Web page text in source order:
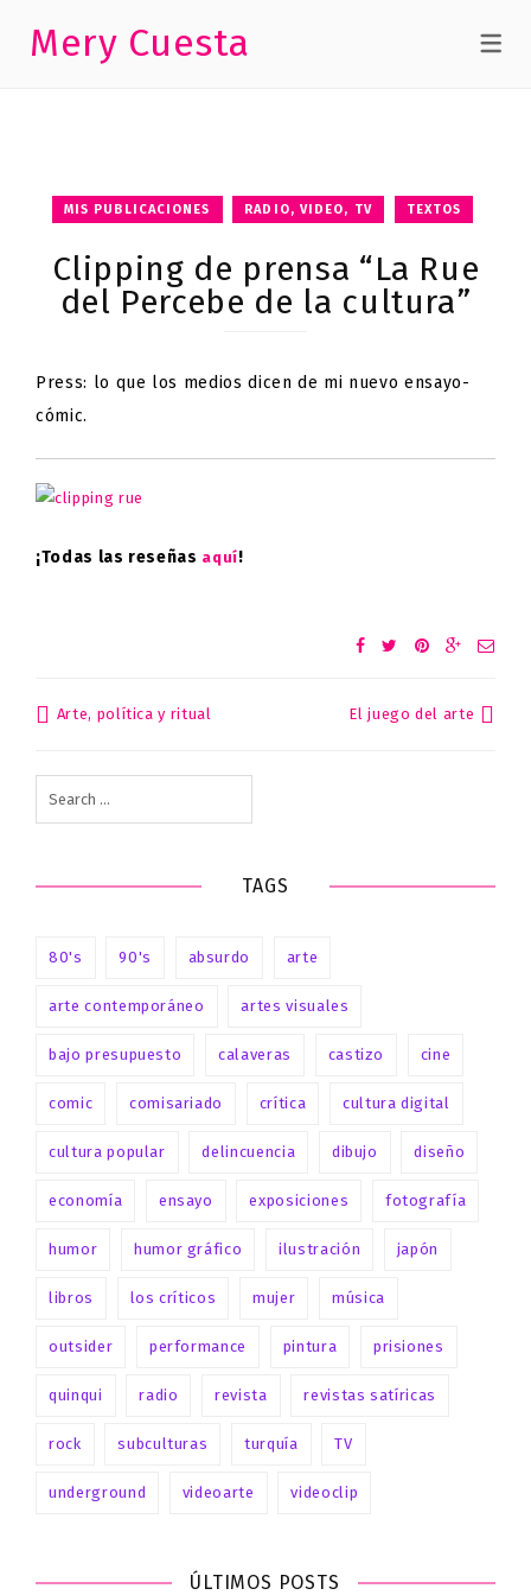
Mery Cuesta
MIS PUBLICACIONES RADIO, VIDEO, TV TEXTOS
Clipping de prensa “La Rue
del Percebe de la cultura”
Press: lo que los medios dicen de mi nuevo ensayo-
cómic.
¡Todas las reseñas aquí!
Post
navigation
Arte, política y ritual El juego del arte
for:
TAGS
80's 90's absurdo arte
arte contemporáneo artes visuales
bajo presupuesto calaveras castizo cine
comic comisariado crítica cultura digital
cultura popular delincuencia dibujo diseño
economía ensayo exposiciones fotografía
humor humor gráfico ilustración japón
libros los críticos mujer música
outsider performance pintura prisiones
quinqui radio revista revistas satíricas
rock subculturas turquía TV
underground videoarte videoclip
ÚLTIMOS POSTS